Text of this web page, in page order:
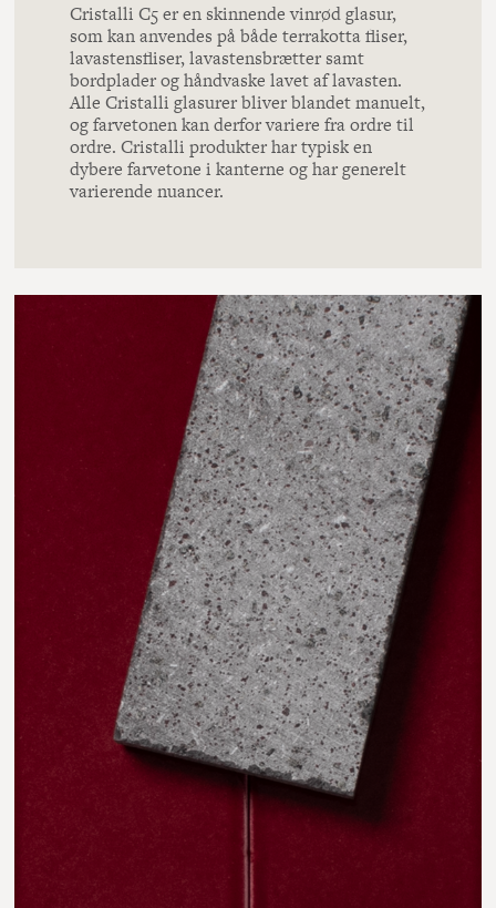
Cristalli C5 er en skinnende vinrød glasur,
som kan anvendes på både terrakotta fliser,
lavastensfliser, lavastensbrætter samt
bordplader og håndvaske lavet af lavasten.
Alle Cristalli glasurer bliver blandet manuelt,
og farvetonen kan derfor variere fra ordre til
ordre. Cristalli produkter har typisk en
dybere farvetone i kanterne og har generelt
varierende nuancer.